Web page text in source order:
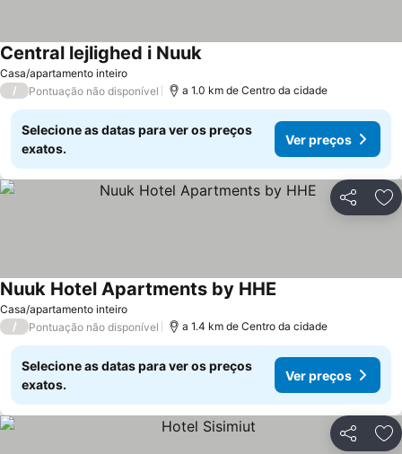
Casa/apartamento inteiro
Central lejlighed i NuukVer preços
/ Pontuação não disponível a 1.0 km de Centro da cidade
Selecione as datas para ver os preços
exatos.
Ver preços
Partilhar
Casa/apartamento inteiro
Nuuk Hotel Apartments by HHE
/ Pontuação não disponível a 1.4 km de Centro da cidade
Selecione as datas para ver os preços
exatos.
Ver preços
Partilhar